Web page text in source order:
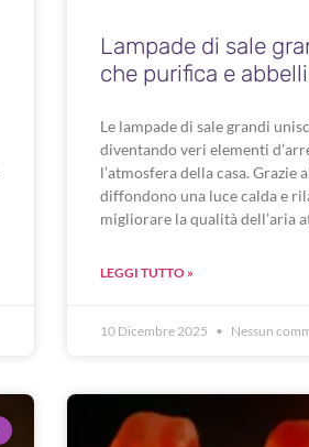
Lampade di sale
che purifica e
Le lampade di sale grandi
diventando veri elementi
l’atmosfera della casa. Grazie
diffondono una luce calda e
migliorare la qualità dell’aria
LEGGI TUTTO »
10 Dicembre 2025 Nessun